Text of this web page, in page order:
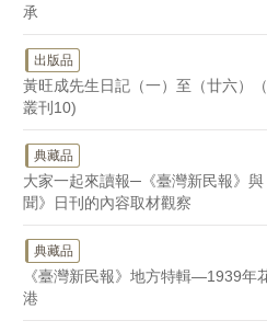
承
出版品
黃旺成先生日記（一）至（廿六）
叢刊10)
典藏品
大家一起來讀報─《臺灣新民報》
聞》日刊的內容取材觀察
典藏品
《臺灣新民報》地方特輯—1939年
港